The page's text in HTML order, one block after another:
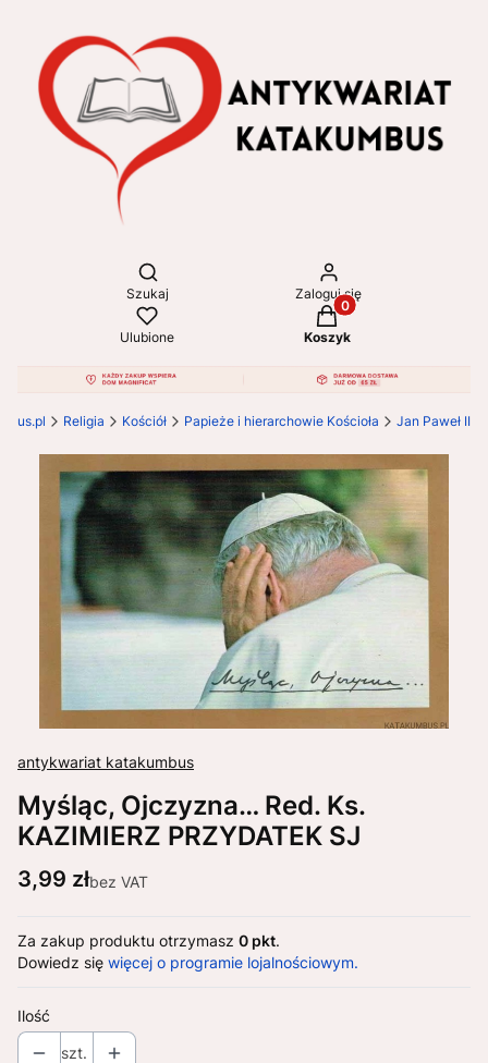
Otwórz wyszukiwarkę
Szukaj Zaloguj się
Ulubione
Produkty w koszyku:
Koszyk
Religia Kościół Papieże i hierarchowie Kościoła Jan Paweł II
antykwariat katakumbus
Myśląc, Ojczyzna… Red. Ks.
KAZIMIERZ PRZYDATEK SJ
Cena
3,99 złbez VAT
Za zakup produktu otrzymasz 0 pkt.
Dowiedz się więcej o programie lojalnościowym.
Ilość
szt.